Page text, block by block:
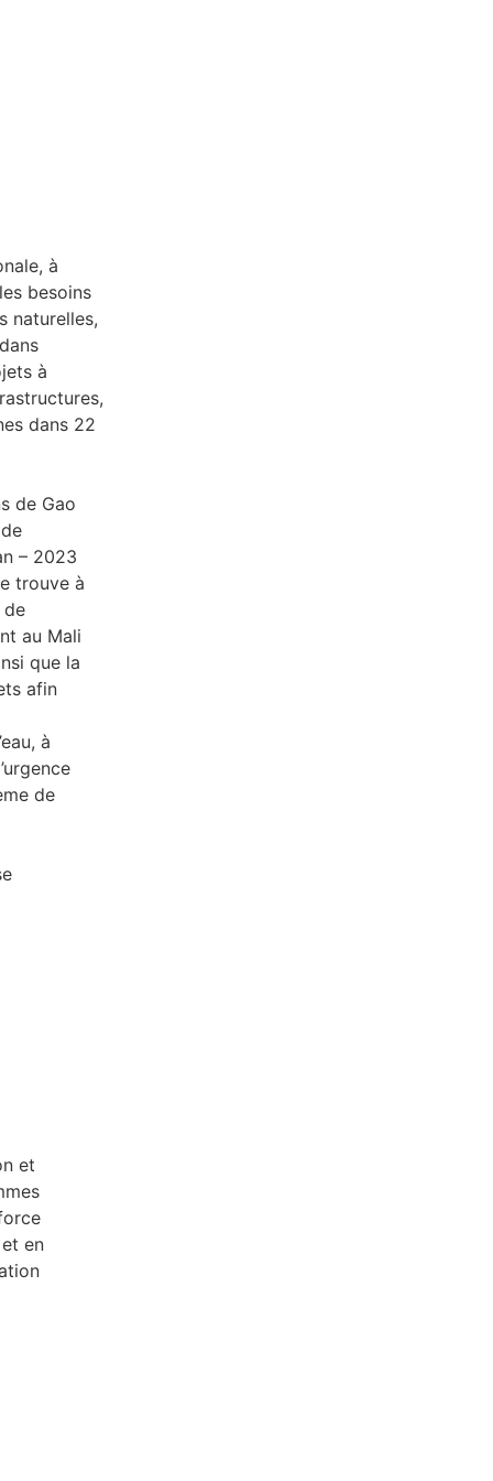
à
besoins
naturelles,
à
dans 22
de Gao
– 2023
trouve à
de
au Mali
que la
afin
à
de
et
en